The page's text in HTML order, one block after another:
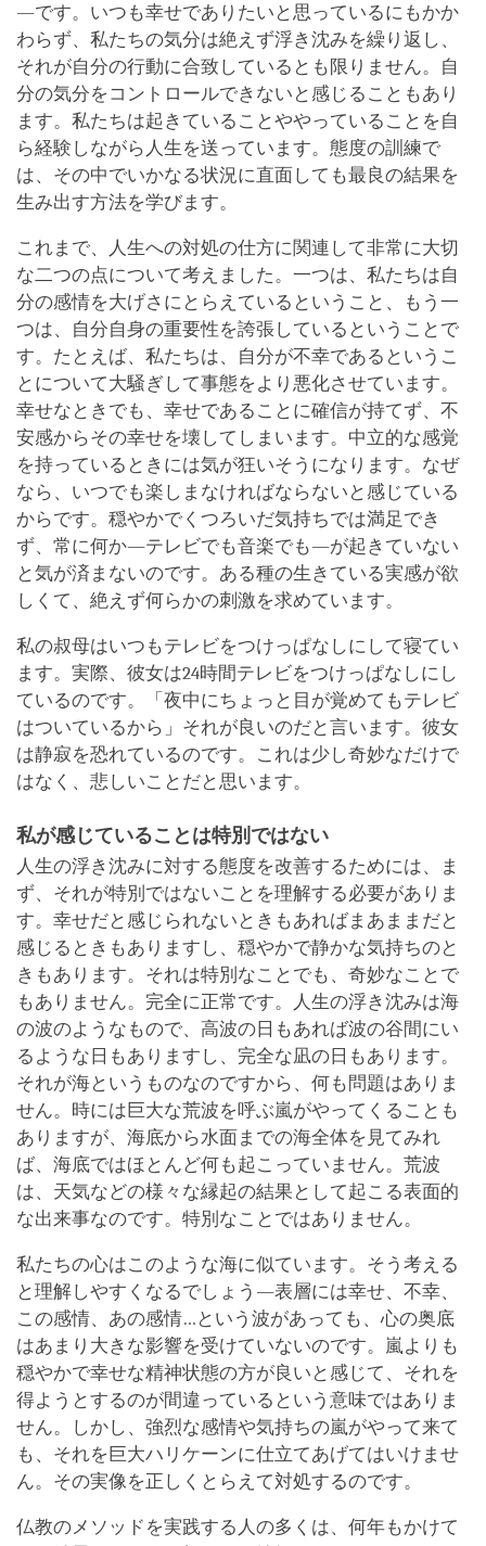
―です。いつも幸せでありたいと思っているにもかか
わらず、私たちの気分は絶えず浮き沈みを繰り返し、
それが自分の行動に合致しているとも限りません。自
分の気分をコントロールできないと感じることもあり
ます。私たちは起きていることややっていることを自
ら経験しながら人生を送っています。態度の訓練で
は、その中でいかなる状況に直面しても最良の結果を
生み出す方法を学びます。
これまで、人生への対処の仕方に関連して非常に大切
な二つの点について考えました。一つは、私たちは自
分の感情を大げさにとらえているということ、もう一
つは、自分自身の重要性を誇張しているということで
す。たとえば、私たちは、自分が不幸であるというこ
とについて大騒ぎして事態をより悪化させています。
幸せなときでも、幸せであることに確信が持てず、不
安感からその幸せを壊してしまいます。中立的な感覚
を持っているときには気が狂いそうになります。なぜ
なら、いつでも楽しまなければならないと感じている
からです。穏やかでくつろいだ気持ちでは満足でき
ず、常に何か―テレビでも音楽でも―が起きていない
と気が済まないのです。ある種の生きている実感が欲
しくて、絶えず何らかの刺激を求めています。
私の叔母はいつもテレビをつけっぱなしにして寝てい
ます。実際、彼女は24時間テレビをつけっぱなしにし
ているのです。「夜中にちょっと目が覚めてもテレビ
はついているから」それが良いのだと言います。彼女
は静寂を恐れているのです。これは少し奇妙なだけで
はなく、悲しいことだと思います。
私が感じていることは特別ではない
人生の浮き沈みに対する態度を改善するためには、ま
ず、それが特別ではないことを理解する必要がありま
す。幸せだと感じられないときもあればまあままだと
感じるときもありますし、穏やかで静かな気持ちのと
きもあります。それは特別なことでも、奇妙なことで
もありません。完全に正常です。人生の浮き沈みは海
の波のようなもので、高波の日もあれば波の谷間にい
るような日もありますし、完全な凪の日もあります。
それが海というものなのですから、何も問題はありま
せん。時には巨大な荒波を呼ぶ嵐がやってくることも
ありますが、海底から水面までの海全体を見てみれ
ば、海底ではほとんど何も起こっていません。荒波
は、天気などの様々な縁起の結果として起こる表面的
な出来事なのです。特別なことではありません。
私たちの心はこのような海に似ています。そう考える
と理解しやすくなるでしょう―表層には幸せ、不幸、
この感情、あの感情…という波があっても、心の奥底
はあまり大きな影響を受けていないのです。嵐よりも
穏やかで幸せな精神状態の方が良いと感じて、それを
得ようとするのが間違っているという意味ではありま
せん。しかし、強烈な感情や気持ちの嵐がやって来て
も、それを巨大ハリケーンに仕立てあげてはいけませ
ん。その実像を正しくとらえて対処するのです。
仏教のメソッドを実践する人の多くは、何年もかけて